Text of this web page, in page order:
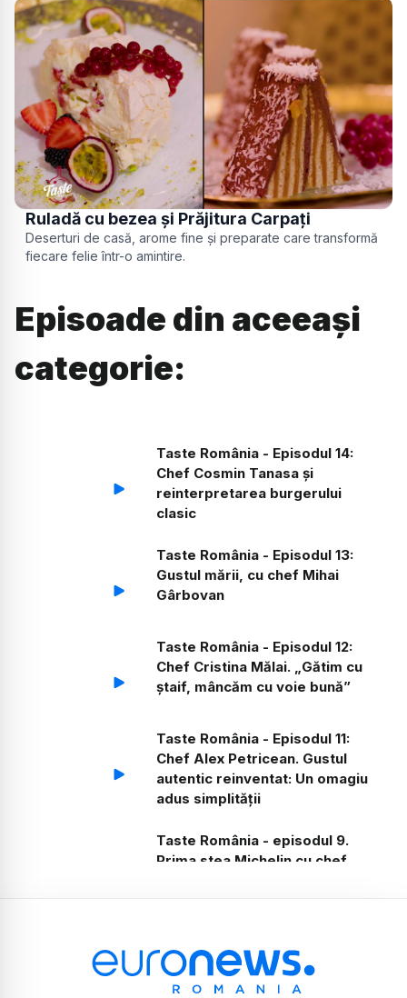
Ruladă cu bezea și Prăjitura Carpați
Deserturi de casă, arome fine și preparate care transformă
fiecare felie într-o amintire.
Episoade din aceeași
categorie:
Taste România - Episodul 14:
Chef Cosmin Tanasa și
reinterpretarea burgerului
clasic
Taste România - Episodul 13:
Gustul mării, cu chef Mihai
Gârbovan
Taste România - Episodul 12:
Chef Cristina Mălai. „Gătim cu
ștaif, mâncăm cu voie bună”
Taste România - Episodul 11:
Chef Alex Petricean. Gustul
autentic reinventat: Un omagiu
adus simplității
Taste România - episodul 9.
Prima stea Michelin cu chef
Francesco Castrovillari
Chef Cătălin Petrescu